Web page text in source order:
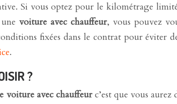
Si vous optez pour le kilométrage
voiture avec chauffeur, vous pouvez
fixées dans le contrat pour éviter
.
?
voiture avec chauffeurc’est que vous